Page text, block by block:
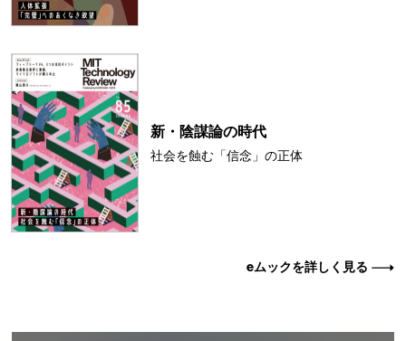
新・陰謀論の時代
社会を蝕む「信念」の正体
eムックを詳しく見る